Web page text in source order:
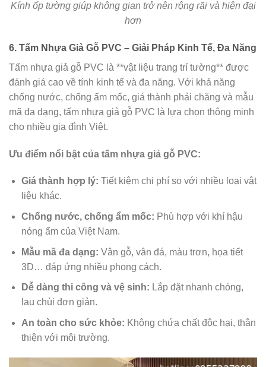
Kính ốp tường giúp không gian trở nên rộng rãi và hiện đại
hơn
6. Tấm Nhựa Giả Gỗ PVC – Giải Pháp Kinh Tế, Đa Năng
Tấm nhựa giả gỗ PVC là **vật liệu trang trí tường** được
đánh giá cao về tính kinh tế và đa năng. Với khả năng
chống nước, chống ẩm mốc, giá thành phải chăng và mẫu
mã đa dạng, tấm nhựa giả gỗ PVC là lựa chọn thông minh
cho nhiều gia đình Việt.
Ưu điểm nổi bật của tấm nhựa giả gỗ PVC:
Giá thành hợp lý: Tiết kiệm chi phí so với nhiều loại vật
liệu khác.
Chống nước, chống ẩm mốc: Phù hợp với khí hậu
nóng ẩm của Việt Nam.
Mẫu mã đa dạng: Vân gỗ, vân đá, màu trơn, họa tiết
3D… đáp ứng nhiều phong cách.
Dễ dàng thi công và vệ sinh: Lắp đặt nhanh chóng,
lau chùi đơn giản.
An toàn cho sức khỏe: Không chứa chất độc hại, thân
thiện với môi trường.